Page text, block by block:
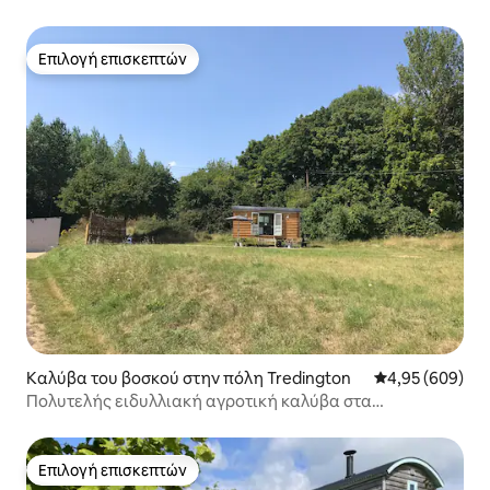
Επιλογή επισκεπτών
Επιλογή επισκεπτών
Καλύβα του βοσκού στην πόλη Tredington Μέση
4,95 (609)
Πολυτελής ειδυλλιακή αγροτική καλύβα στα
Επιλογή επισκεπτών
Επιλογή επισκεπτών